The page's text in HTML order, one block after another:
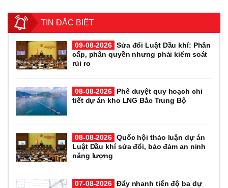
TIN ĐẶC BIỆT
09-08-2026 Sửa đổi Luật Dầu khí: Phân
cấp, phân quyền nhưng phải kiểm soát
rủi ro
08-08-2026
Phê duyệt quy hoạch chi
tiết dự án kho LNG Bắc Trung Bộ
08-08-2026 Quốc hội thảo luận dự án
Luật Dầu khí sửa đổi, bảo đảm an ninh
năng lượng
07-08-2026 Đẩy nhanh tiến độ ba dự